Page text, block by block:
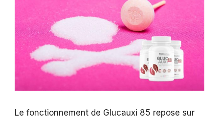
Le fonctionnement de Glucauxi 85 repose sur